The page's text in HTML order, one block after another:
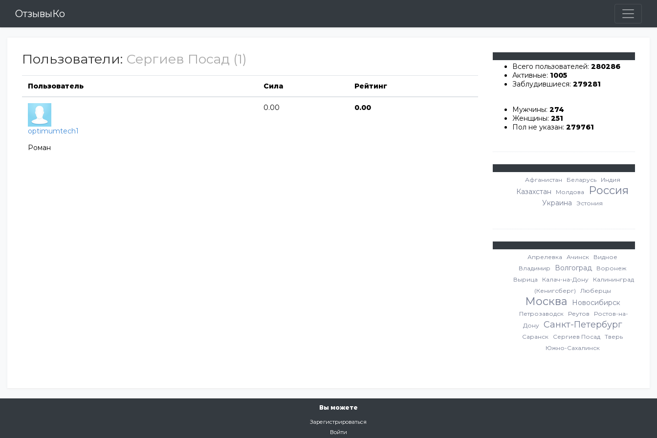
ОтзывыКо
Всего пользователей: 280286
Активные: 1005
Заблудившиеся: 279281
Мужчины: 274
Женщины: 251
Пол не указан: 279761
Афганистан Беларусь Индия
Казахстан Молдова Россия
Украина Эстония
Апрелевка Ачинск
Видное
Владимир
Волгоград
Воронеж
Вырица
Калач-на-Дону
Калининград
(Кенигсберг)
Люберцы
Москва Новосибирск
Петрозаводск Реутов
Ростов-на-
Дону
Санкт-Петербург
Саранск Сергиев Посад Тверь
Южно-Сахалинск
Пользователи: Сергиев Посад (1)
Пользователь Сила Рейтинг
optimumtech1
Роман
0.00 0.00
Вы можете
Зарегистрироваться
Войти